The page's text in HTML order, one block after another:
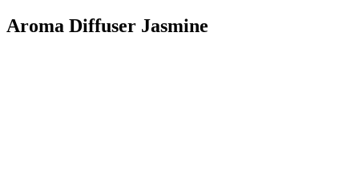
Aroma Diffuser Jasmine